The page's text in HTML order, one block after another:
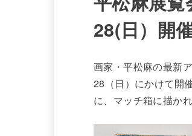
28(日）開
画家・平松麻の最新
28（日）にかけて開
に、マッチ箱に描か